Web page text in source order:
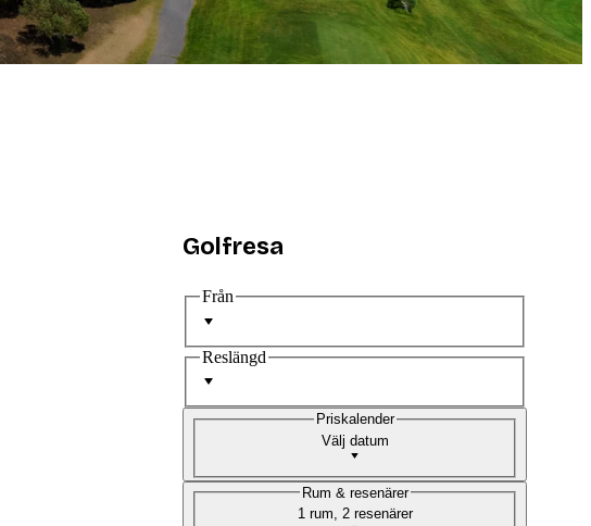
Golfresa
Från
Reslängd
Välj datum
Priskalender
1 rum, 2 resenärer
Rum & resenärer